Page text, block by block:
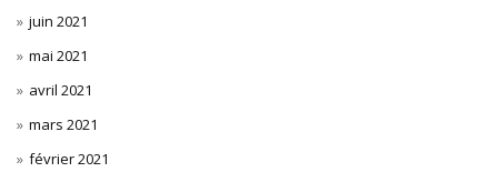
juin 2021
mai 2021
avril 2021
mars 2021
février 2021